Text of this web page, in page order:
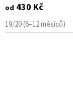
od 430 Kč
19/20 (6–12 měsíců)